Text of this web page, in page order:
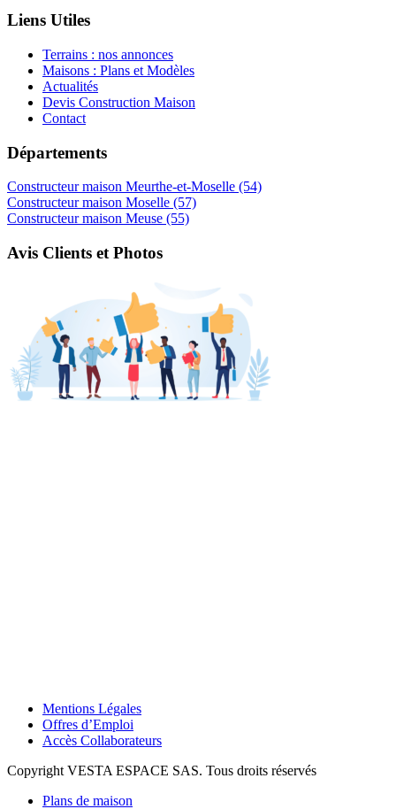
Liens Utiles
Terrains : nos annonces
Maisons : Plans et Modèles
Actualités
Devis Construction Maison
Contact
Départements
Constructeur maison Meurthe-et-Moselle (54)
Constructeur maison Moselle (57)
Constructeur maison Meuse (55)
Avis Clients et Photos
Mentions Légales
Offres d’Emploi
Accès Collaborateurs
Copyright VESTA ESPACE SAS. Tous droits réservés
Plans de maison